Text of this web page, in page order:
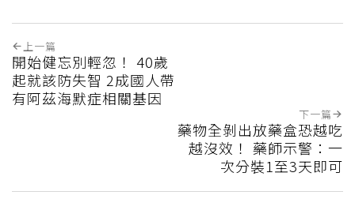
上一篇
開始健忘別輕忽！ 40歲
起就該防失智 2成國人帶
有阿茲海默症相關基因
下一篇
藥物全剝出放藥盒恐越吃
越沒效！ 藥師示警：一
次分裝1至3天即可